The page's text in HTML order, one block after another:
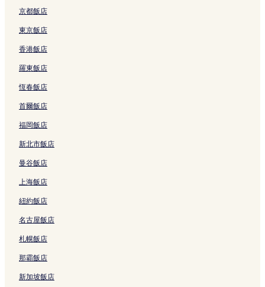
姊妹潭附近的飯店
二延平山步道附近的飯店
圓潭生態園區附近的飯店
阿里山森林火車站附近的飯店
樂野迷糊步道附近的飯店
奮起湖老街附近的飯店
一三一四觀景台附近的飯店
嘉義縣阿里山鄉立圖書館附近的飯店
沼平公園附近的飯店
阿里山附近的飯店
三寶山靈嚴襌寺附近的飯店
京都飯店
東京飯店
香港飯店
羅東飯店
恆春飯店
首爾飯店
福岡飯店
新北市飯店
曼谷飯店
上海飯店
紐約飯店
名古屋飯店
札幌飯店
那霸飯店
新加坡飯店